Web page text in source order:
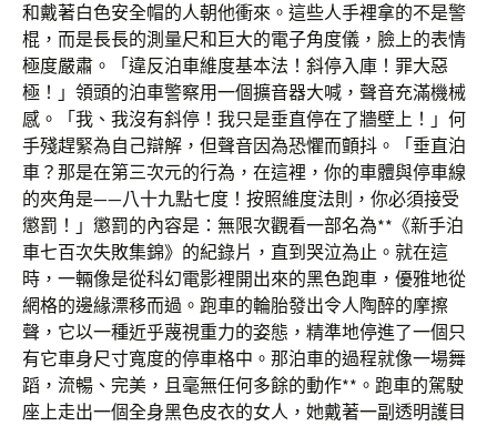
和戴著白色安全帽的人朝他衝來。這些人手裡拿的不是警
棍，而是長長的測量尺和巨大的電子角度儀，臉上的表情
極度嚴肅。「違反泊車維度基本法！斜停入庫！罪大惡
極！」領頭的泊車警察用一個擴音器大喊，聲音充滿機械
感。「我、我沒有斜停！我只是垂直停在了牆壁上！」何
手殘趕緊為自己辯解，但聲音因為恐懼而顫抖。「垂直泊
車？那是在第三次元的行為，在這裡，你的車體與停車線
的夾角是——八十九點七度！按照維度法則，你必須接受
懲罰！」懲罰的內容是：無限次觀看一部名為**《新手泊
車七百次失敗集錦》的紀錄片，直到哭泣為止。就在這
時，一輛像是從科幻電影裡開出來的黑色跑車，優雅地從
網格的邊緣漂移而過。跑車的輪胎發出令人陶醉的摩擦
聲，它以一種近乎蔑視重力的姿態，精準地停進了一個只
有它車身尺寸寬度的停車格中。那泊車的過程就像一場舞
蹈，流暢、完美，且毫無任何多餘的動作**。跑車的駕駛
座上走出一個全身黑色皮衣的女人，她戴著一副透明護目